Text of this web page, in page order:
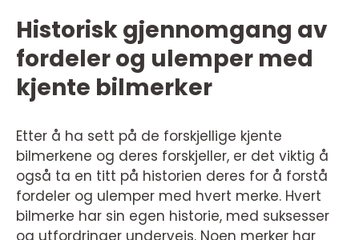
Historisk gjennomgang av
fordeler og ulemper med
kjente bilmerker
Etter å ha sett på de forskjellige kjente
bilmerkene og deres forskjeller, er det viktig å
også ta en titt på historien deres for å forstå
fordeler og ulemper med hvert merke. Hvert
bilmerke har sin egen historie, med suksesser
og utfordringer underveis. Noen merker har